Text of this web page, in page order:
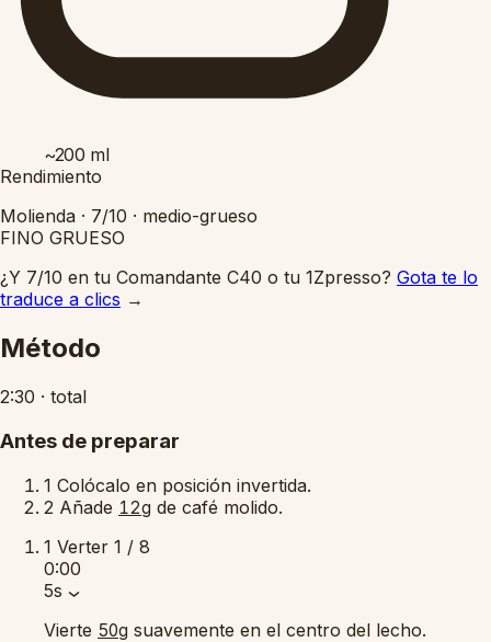
~200 ml
Rendimiento
Molienda · 7/10 · medio-grueso
FINO GRUESO
¿Y 7/10 en tu Comandante C40 o tu 1Zpresso? Gota te lo
traduce a clics →
Método
2:30 · total
Antes de preparar
1 Colócalo en posición invertida.
2 Añade 12g de café molido.
1 Verter 1 / 8
0:00
5s
Vierte 50g suavemente en el centro del lecho.